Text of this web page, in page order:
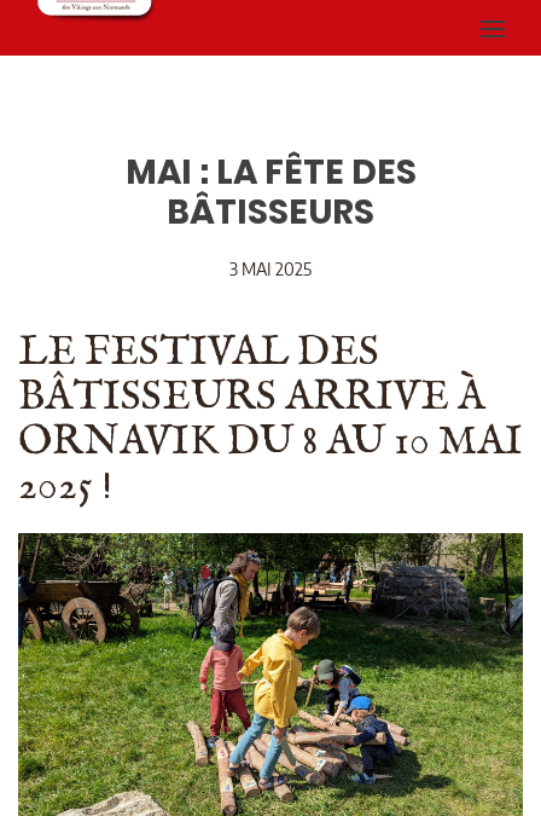
MAI : LA FÊTE DES
BÂTISSEURS
3 MAI 2025
LE FESTIVAL DES
BÂTISSEURS ARRIVE À
ORNAVIK DU 8 AU 10 MAI
2025 !